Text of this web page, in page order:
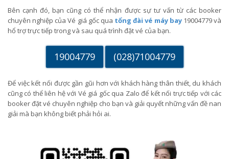
Bên cạnh đó, bạn cũng có thể nhận được sự tư vấn từ các booker
chuyên nghiệp của Vé giá gốc qua tổng đài vé máy bay19004779 và
hổ trợ trực tiếp trong và sau quá trình đặt vé của bạn.
19004779 (028)71004779
Để việc kết nối được gần gũi hơn với khách hàng thân thiết, du khách
cũng có thể liên hệ với Vé giá gốc qua Zalo để kết nối trực tiếp với các
booker đặt vé chuyên nghiệp cho bạn và giải quyết những vấn đề nan
giải mà bạn không biết phải hỏi ai.